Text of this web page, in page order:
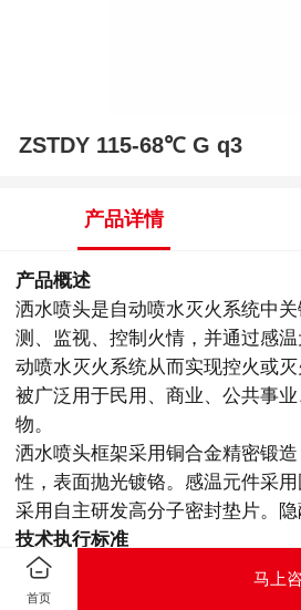
ZSTDY 115-68℃ G q3
产品详情
产品概述
洒水喷头是自动喷水灭火系统中
测、监视、控制火情，并通过感
动喷水灭火系统从而实现控火或
被广泛用于民用、商业、公共事
物。
洒水喷头框架采用铜合金精密锻
性，表面抛光镀铬。感温元件采
采用自主研发高分子密封垫片。
技术执行标准
GB5135.1-2019 《自动喷水灭火系
头》
首页
马上